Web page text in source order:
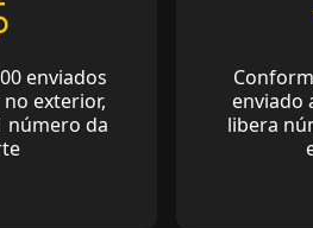
enviados
exterior,
número da
enviado
libera